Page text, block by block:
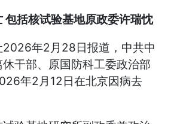
包括核试验基地原政委许瑞忱
2026年2月28日报道，中共中
干部、原国防科工委政治部
年2月12日在北京因病去